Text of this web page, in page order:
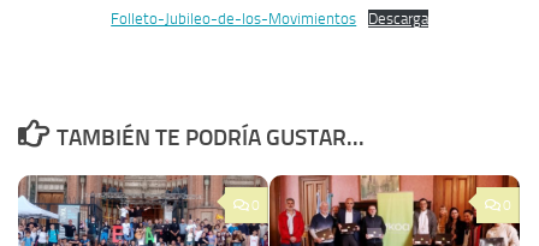
Folleto-Jubileo-de-los-Movimientos Descarga
TAMBIÉN TE PODRÍA GUSTAR...
0 0